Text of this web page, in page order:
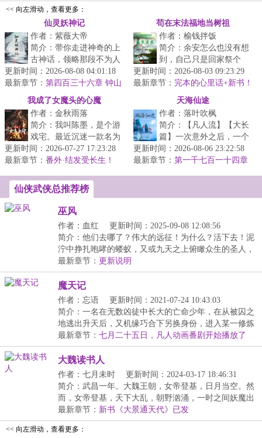
<< 向左滑动，查看更多：
仙灵妖神记
作者：紫薇大帝
简介：带你走进神奇的上
古神话，领略那段不为人
知的故事。...
更新时间：2026-08-08 04:01:18
最新章节： 第四百三十六章 钟山
烛龙，时间回溯！
苟在末法福地当树祖
作者：榆钱拌饭
简介：余安怎么也没有想
到，自己只是回家祭个
祖，结果就穿越了。关键
是，他化身成了一棵稀有
种榆树。而这...
更新时间：2026-08-03 09:23:29
最新章节： 完本的心里话+新书！
我成了女魔头的心魔
作者：金秋雨落
简介：我叫陈墨，是个游
戏宅。最近沉迷一款名为
《绝仙》的单机游戏，并
且开挂虐了最终
更新时间：2026-07-27 17:23:28
最新章节： 番外·结发受长生！
天海仙途
作者：落叶吹枫
简介：【凡人流】【大长
篇】一次意外之后，一个
来自异世界的灵魂开启自
己追逐长生之路。身怀神
更新时间：2026-08-06 23:22:58
最新章节： 第一千七百一十四章
仙侠武侠总推荐榜
巫风
作者：血红
更新时间：2025-09-08 12:08:56
简介：他们去哪了？伟大的远征！为什么？活下去！泥
泞中挣扎咆哮的蝼蚁，又或九天之上俯瞰众生的圣人，
一...
最新章节： 更新说明
魔天记
作者：忘语
更新时间：2021-07-24 10:43:03
简介：一名在无数凶徒中长大的亡命少年，在从被囚之
地逃出升天后，又机缘巧合下另换身份，进入某一修炼
宗...
最新章节： 七月二十五日，凡人动画番剧开始播放了
哦！
大魏读书人
作者：七月未时
更新时间：2024-03-17 18:46:31
简介：武昌一年。大魏王朝，女帝登基，日月当空。然
而，女帝登基，天下大乱，朝野汹涌，一时之间妖魔出
世...
最新章节： 新书《大景通天代》已发
<< 向左滑动，查看更多：